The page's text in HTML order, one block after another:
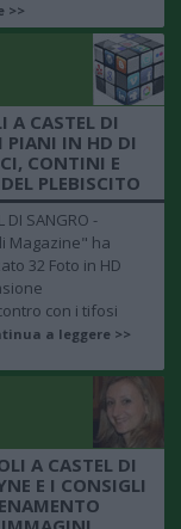
>>
A CASTEL DI
PIANI IN HD DI
CONTINI E
PLEBISCITO
DI SANGRO -
Magazine" ha
32 Foto in HD
con i tifosi
a leggere >>
A CASTEL DI
E I CONSIGLI